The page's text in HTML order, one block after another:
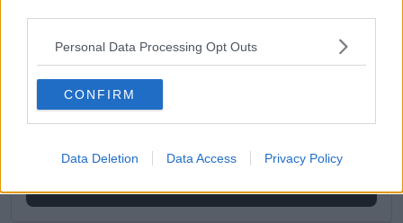
Personal Data Processing Opt Outs
CONFIRM
Data Deletion Data Access Privacy Policy
einigen Lesern landet diese im Spam-
Ordner – überprüfe ihn daher bitte ebenfalls.
Alle wichtigen News, Ergebnisse und
Rennvorschauen – täglich kompakt per E-